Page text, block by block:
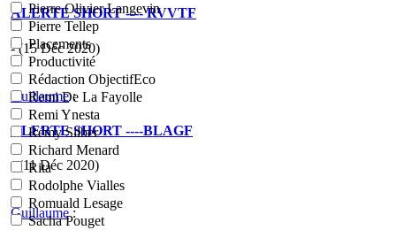
Pierre Olivier Langevin
Pierre Tellep
Placements
Productivité
Rédaction ObjectifEco
Remi De La Fayolle
Remi Ynesta
Rémy Silber
Richard Menard
Rita
Rodolphe Vialles
Romuald Lesage
Sacha Pouget
ALERTE SHORT ---- RVVTF
- (15 Déc 2020)
Guillaume:
ALERTE SHORT ----BLAGF
- (11 Déc 2020)
Guillaume: